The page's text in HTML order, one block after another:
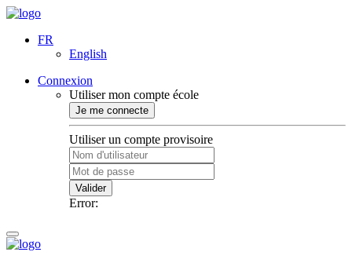
FR
English
Connexion
Utiliser mon compte école
Je me connecte
Utiliser un compte provisoire
Valider
Error: